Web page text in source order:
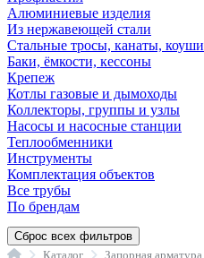
Алюминиевые изделия
Из нержавеющей стали
Стальные тросы, канаты, коуши
Баки, ёмкости, кессоны
Крепеж
Котлы газовые и дымоходы
Коллекторы, группы и узлы
Насосы и насосные станции
Теплообменники
Инструменты
Комплектация объектов
Все трубы
По брендам
Сброс всех фильтров
ГлавнаяКаталог Запорная арматура